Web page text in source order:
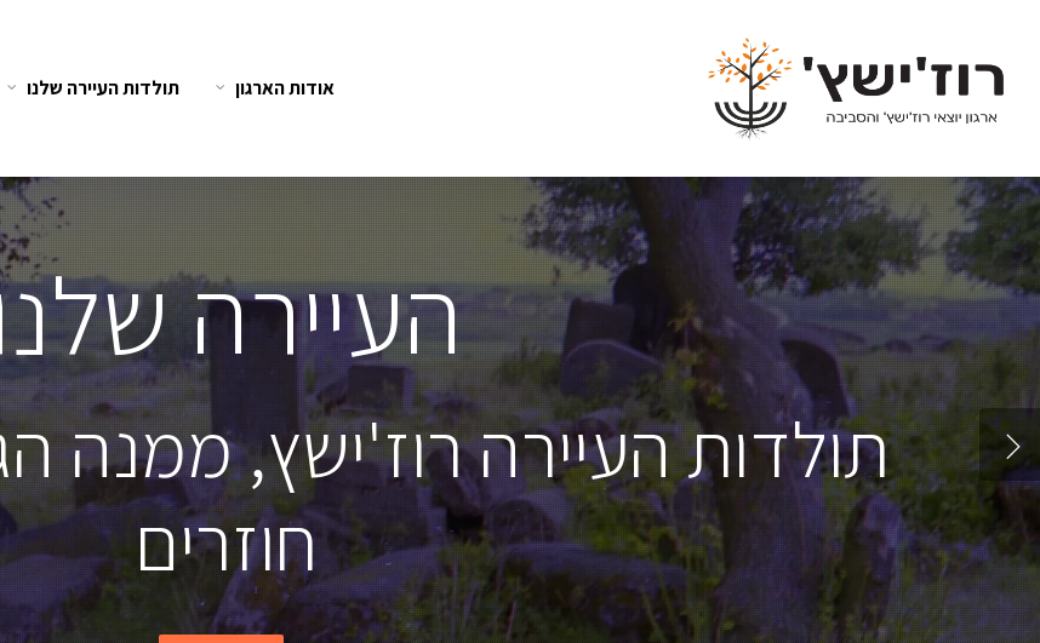
אודות הארגון תולדות העיירה שלנו
העיירה
תולדות העיירה רוז'ישץ, ממנה
חוזרים